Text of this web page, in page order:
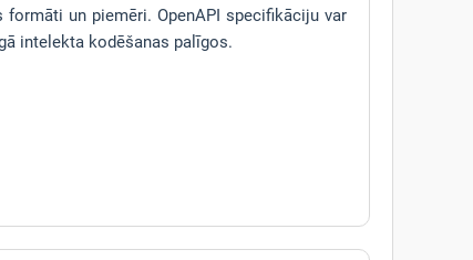
un piemēri. OpenAPI specifikāciju var
intelekta kodēšanas palīgos.